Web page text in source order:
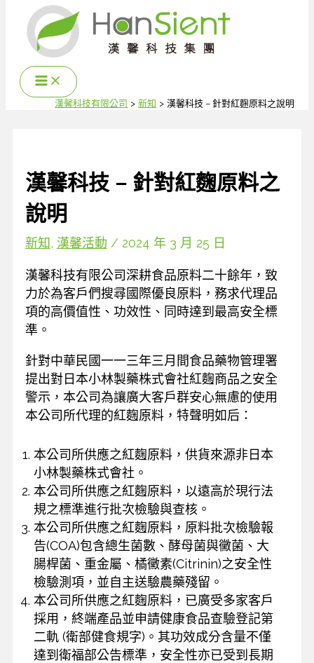
漢馨科技有限公司 新知 漢馨科技 – 針對紅麴原料之說明
漢馨科技 – 針對紅麴原料之
說明
新知, 漢馨活動 / 2024 年 3 月 25 日
漢馨科技有限公司深耕食品原料二十餘年，致
力於為客戶們搜尋國際優良原料，務求代理品
項的高價值性、功效性、同時達到最高安全標
準。
針對中華民國一一三年三月間食品藥物管理署
提出對日本小林製藥株式會社紅麴商品之安全
警示，本公司為讓廣大客戶群安心無慮的使用
本公司所代理的紅麴原料，特聲明如后：
本公司所供應之紅麴原料，供貨來源非日本
小林製藥株式會社。
本公司所供應之紅麴原料，以遠高於現行法
規之標準進行批次檢驗與查核。
本公司所供應之紅麴原料，原料批次檢驗報
告(COA)包含總生菌數、酵母菌與黴菌、大
腸桿菌、重金屬、橘黴素(Citrinin)之安全性
檢驗測項，並自主送驗農藥殘留。
本公司所供應之紅麴原料，已廣受多家客戶
採用，終端產品並申請健康食品查驗登記第
二軌 (衛部健食規字)。其功效成分含量不僅
達到衛福部公告標準，安全性亦已受到長期